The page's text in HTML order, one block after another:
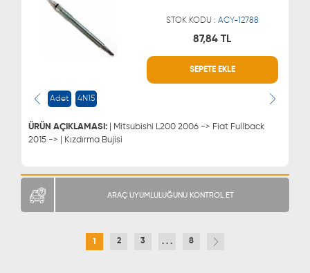
STOK KODU : ACY-12788
87,84 TL
SEPETE EKLE
Adet 4N15
ÜRÜN AÇIKLAMASI: | Mitsubishi L200 2006 -> Fiat Fullback
2015 -> | Kızdırma Bujisi
MÜŞTERİ HİZMETLERİ
ARAÇ UYUMLULUĞUNU KONTROL ET
1 2 3 . . . 8